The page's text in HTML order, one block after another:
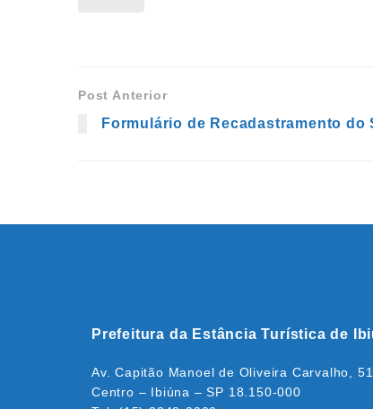
Post Anterior
Formulário de Recadastramento do
Prefeitura da Estância Turística de
Av. Capitão Manoel de Oliveira Carvalho, 51
Centro – Ibiúna – SP 18.150-000